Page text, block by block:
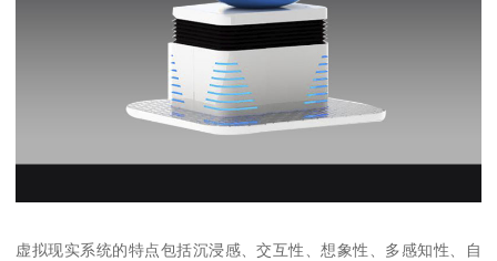
虚拟现实系统的特点包括沉浸感、交互性、想象性、多感知性、自